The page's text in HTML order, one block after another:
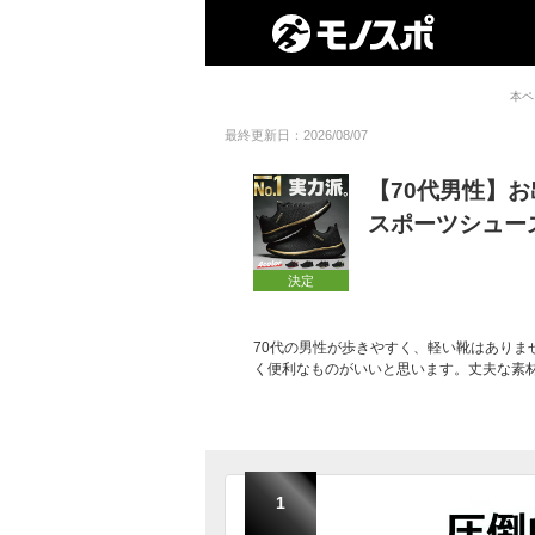
本
最終更新日：2026/08/07
決定
【70代男性】
スポーツシュ
70代の男性が歩きやすく、軽い靴はあり
く便利なものがいいと思います。丈夫な
1